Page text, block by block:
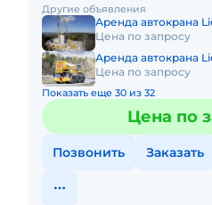
Свидетельство о ре
Другие объявления
Аренда автокрана
Цена по запросу
Аренда автокрана
Цена по запросу
Показать еще 30 из 32
Цена по
Позвонить Заказать